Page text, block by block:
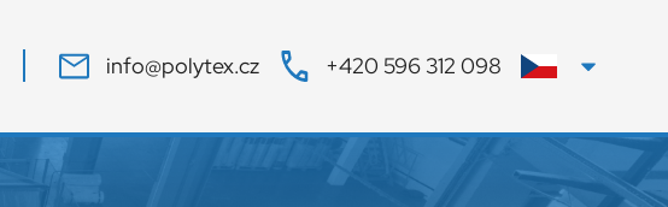
info@polytex.cz +420 596 312 098